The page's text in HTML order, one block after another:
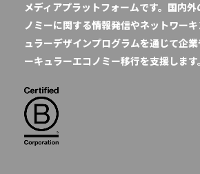
メディアプラットフォームです。国内
ノミーに関する情報発信やネットワー
ュラーデザインプログラムを通じて企
ーキュラーエコノミー移行を支援します